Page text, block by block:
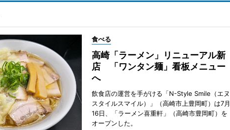
食べる
高崎「ラーメン」リニューアル新
店 「ワンタン麺」看板メニュー
へ
飲食店の運営を手がける「N-Style Smile（エヌ
スタイルスマイル）」（高崎市上豊岡町）は7月
16日、「ラーメン喜重軒」（高崎市豊岡町）を
オープンした。